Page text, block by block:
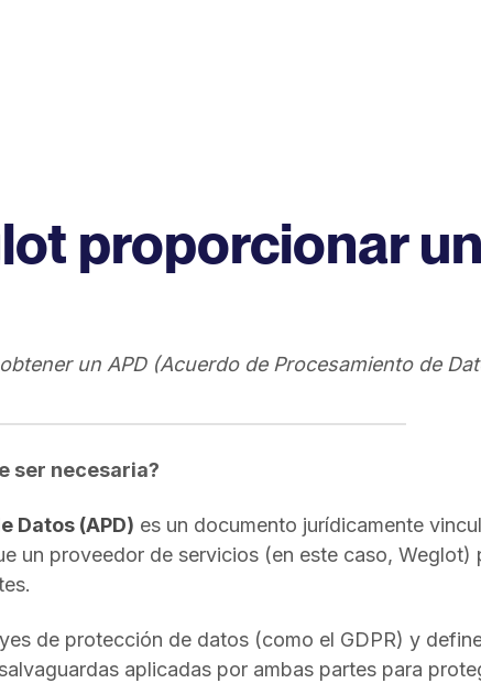
proporcionar un
un APD (Acuerdo de Procesamiento de
ser necesaria?
Datos (APD) es un documento jurídicamente
un proveedor de servicios (en este caso, Weglot)
de protección de datos (como el GDPR) y
aplicadas por ambas partes para